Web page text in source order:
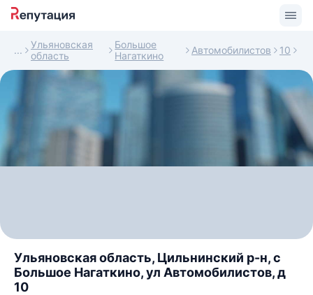
Ульяновская
область
Большое
Нагаткино
Автомобилистов 10
Ульяновская область, Цильнинский р-н, с
Большое Нагаткино, ул Автомобилистов, д
10